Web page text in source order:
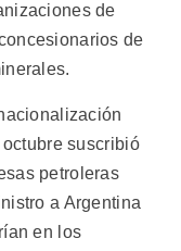
de
de
suscribió
petroleras
a Argentina
en los